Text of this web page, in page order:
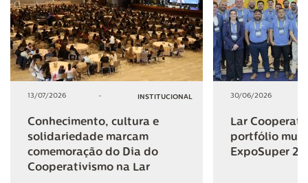
13/07/2026 - INSTITUCIONAL
Conhecimento, cultura e
solidariedade marcam
comemoração do Dia do
Cooperativismo na Lar
30/06/2026
Lar
portfólio
ExpoSuper